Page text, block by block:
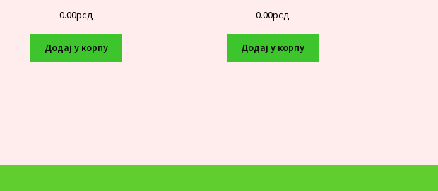
0.00рсд
Додај у корпу
0.00рсд
Додај у корпу